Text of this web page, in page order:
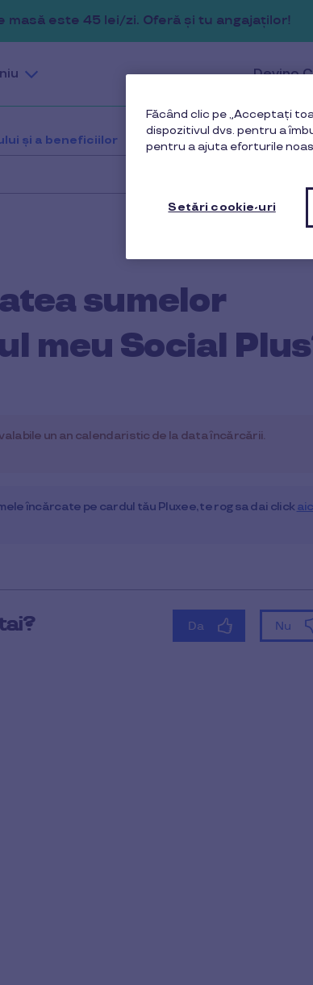
Devino
și a beneficiilor Care este valabilitatea
sumelor
meu Social
un an calendaristic de la data încărcării.
încărcate pe cardul tău Pluxee, te rog sa dai click
masă este 45 lei/zi. Oferă și tu angajaților!
Făcând clic pe „Acceptați
dispozitivul dvs. pentru a
pentru a ajuta eforturile
Setări cookie-uri